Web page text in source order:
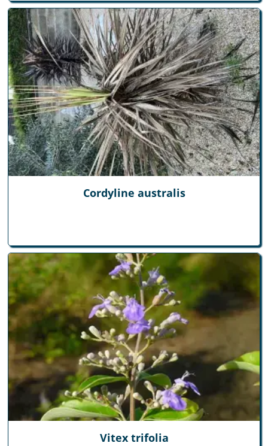
Cordyline australis
Vitex trifolia